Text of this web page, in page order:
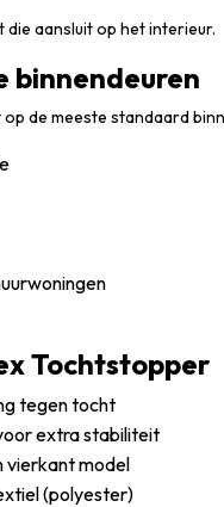
aansluit op het interieur.
binnendeuren
de meeste standaard
Tochtstopper
tegen tocht
extra stabiliteit
vierkant model
(polyester)